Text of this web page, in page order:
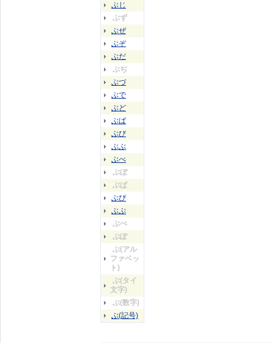
ぶじ
ぶず
ぶぜ
ぶぞ
ぶだ
ぶぢ
ぶづ
ぶで
ぶど
ぶば
ぶび
ぶぶ
ぶべ
ぶぼ
ぶぱ
ぶぴ
ぶぷ
ぶぺ
ぶぽ
ぶ(アル
ファベッ
ト)
ぶ(タイ
文字)
ぶ(数字)
ぶ(記号)